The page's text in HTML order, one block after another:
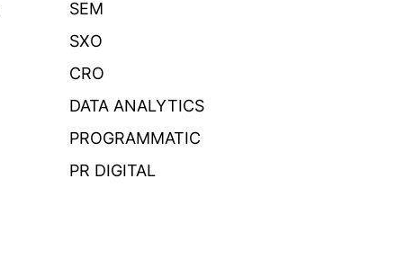
SEM
SXO
CRO
DATA ANALYTICS
PROGRAMMATIC
PR DIGITAL